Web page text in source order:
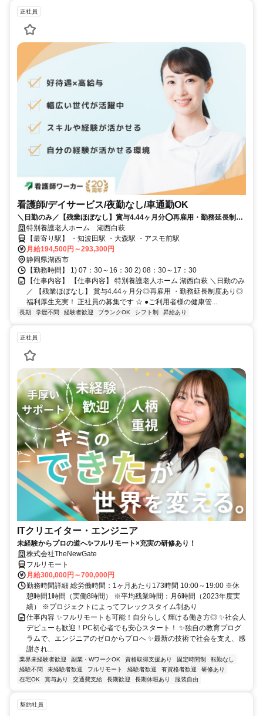
正社員
看護師/デイサービス/夜勤なし/車通勤OK
＼日勤のみ／【残業ほぼなし】賞与4.44ヶ月分⭕再雇用・勤務延長制度
あり⭕福利厚生充実❗️正社員の募集です⭐
特別養護老人ホーム 湖西白萩
【最寄り駅】 ・知波田駅 ・大森駅 ・アスモ前駅
月給194,500円～293,300円
静岡県湖西市
【勤務時間】 1) 07：30～16：30 2) 08：30～17：30
【仕事内容】 【仕事内容】 特別養護老人ホーム 湖西白萩 ＼日勤のみ
／ 【残業ほぼなし】 賞与4.44ヶ月分◎再雇用 ・勤務延長制度あり◎
福利厚生充実！ 正社員の募集です ☆ ●ご利用者様の健康管...
長期 学歴不問 経験者歓迎 ブランクOK シフト制 昇給あり
正社員
ITクリエイター・エンジニア
未経験からプロの道へ✨フルリモート×充実の研修あり！
株式会社TheNewGate
フルリモート
月給300,000円～700,000円
勤務時間詳細 総労働時間：1ヶ月あたり173時間 10:00～19:00 ※休
憩時間1時間（実働8時間） ※平均残業時間：月6時間（2023年度実
績） ※プロジェクトによってフレックスタイム制あり
仕事内容 ✨フルリモートも可能！自分らしく輝ける働き方◎ ✨社会人
デビューも歓迎！PC初心者でも安心スタート！ ✨独自の教育プログ
ラムで、エンジニアのゼロからプロへ ✨最新の技術で社会を支え、感
謝され...
業界未経験者歓迎 副業・WワークOK 資格取得支援あり 固定時間制
転勤なし
経験不問
未経験者歓迎 フルリモート 経験者歓迎 有資格者歓迎
研修あり
在宅OK
賞与あり 交通費支給 長期歓迎 長期休暇あり 服装自由
契約社員